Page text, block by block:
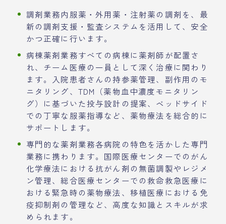
調剤業務内服薬・外用薬・注射薬の調剤を、最
新の調剤支援・監査システムを活用して、安全
かつ正確に行います。
病棟薬剤業務すべての病棟に薬剤師が配置さ
れ、チーム医療の一員として深く治療に関わり
ます。入院患者さんの持参薬管理、副作用のモ
ニタリング、TDM（薬物血中濃度モニタリン
グ）に基づいた投与設計の提案、ベッドサイド
での丁寧な服薬指導など、薬物療法を総合的に
サポートします。
専門的な薬剤業務各病院の特色を活かした専門
業務に携わります。国際医療センターでのがん
化学療法における抗がん剤の無菌調製やレジメ
ン管理、総合医療センターでの救命救急医療に
おける緊急時の薬物療法、移植医療における免
疫抑制剤の管理など、高度な知識とスキルが求
められます。